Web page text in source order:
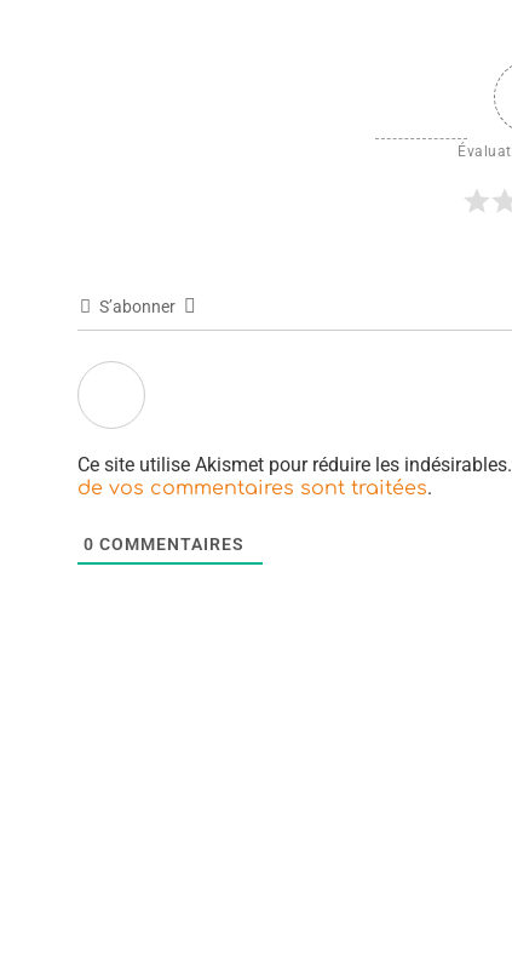
S’abonner
Ce site utilise Akismet pour réduire les indésirables.
de vos commentaires sont traitées.
0 COMMENTAIRES